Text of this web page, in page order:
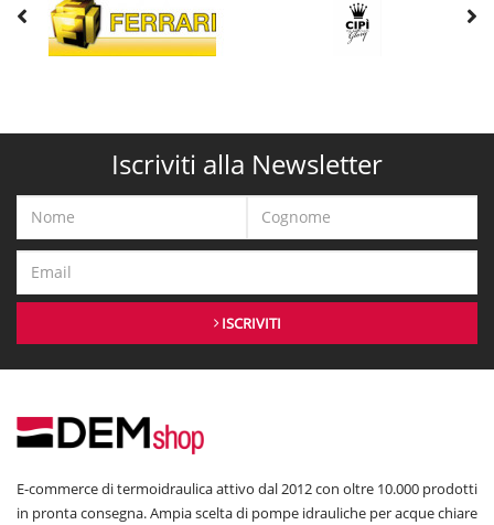
Iscriviti alla Newsletter
ISCRIVITI
E-commerce di termoidraulica attivo dal 2012 con oltre 10.000 prodotti
in pronta consegna. Ampia scelta di pompe idrauliche per acque chiare